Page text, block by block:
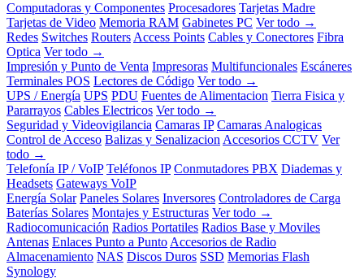
Computadoras y Componentes Procesadores Tarjetas Madre
Tarjetas de Video Memoria RAM Gabinetes PC Ver todo →
Redes Switches Routers Access Points Cables y Conectores Fibra
Optica Ver todo →
Impresión y Punto de Venta Impresoras Multifuncionales Escáneres
Terminales POS Lectores de Código Ver todo →
UPS / Energía UPS PDU Fuentes de Alimentacion Tierra Fisica y
Pararrayos Cables Electricos Ver todo →
Seguridad y Videovigilancia Camaras IP Camaras Analogicas
Control de Acceso Balizas y Senalizacion Accesorios CCTV Ver
todo →
Telefonía IP / VoIP Teléfonos IP Conmutadores PBX Diademas y
Headsets Gateways VoIP
Energía Solar Paneles Solares Inversores Controladores de Carga
Baterías Solares Montajes y Estructuras Ver todo →
Radiocomunicación Radios Portatiles Radios Base y Moviles
Antenas Enlaces Punto a Punto Accesorios de Radio
Almacenamiento NAS Discos Duros SSD Memorias Flash
Synology